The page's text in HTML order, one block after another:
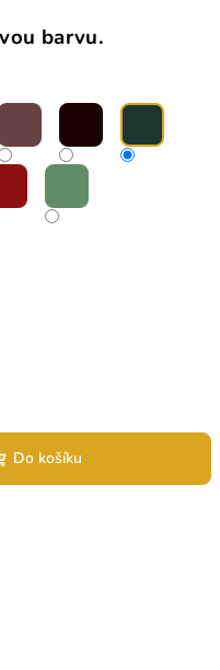
barvu.
Do košíku